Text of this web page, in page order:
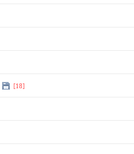
[18]